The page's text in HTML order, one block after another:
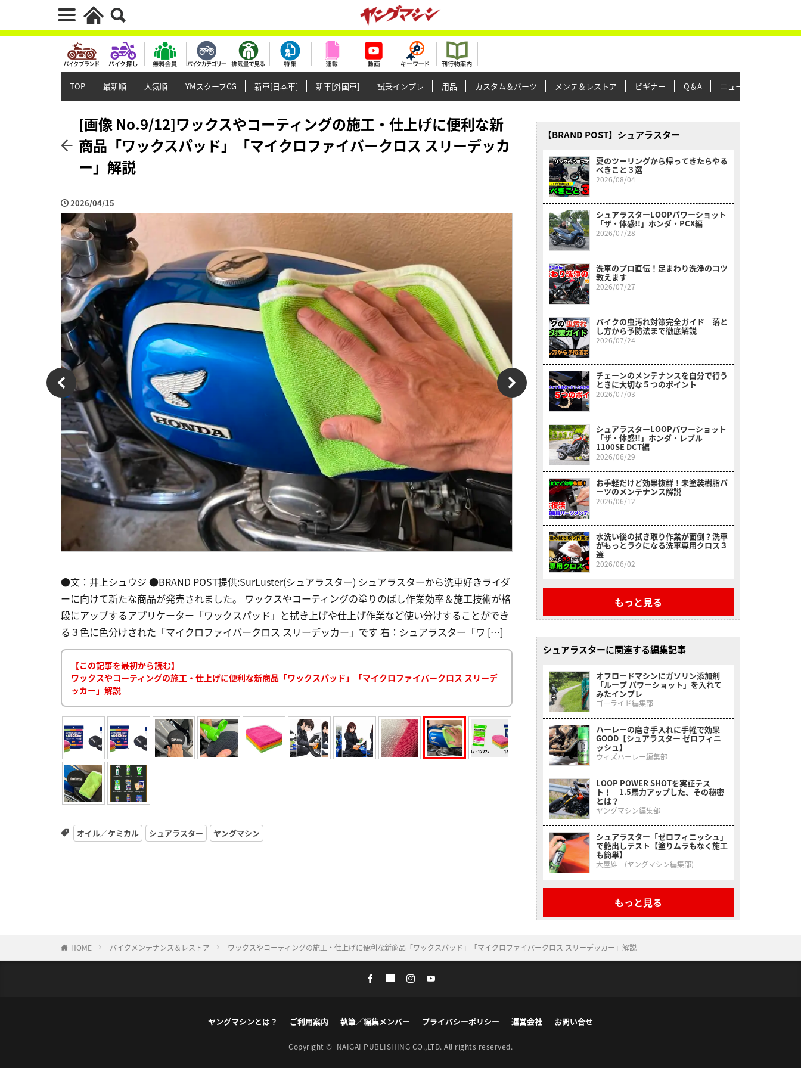
TOP 最新順 人気順 YMスクープCG 新車[日本車] 新車[外国車] 試乗インプレ 用品 カスタム＆パーツ メンテ＆レストア ビギナー Q＆A ニュース＆トピックス
[画像 No.9/12]ワックスやコーティングの施工・仕上げに便利な新
商品「ワックスパッド」「マイクロファイバークロス スリーデッカ
ー」解説
2026/04/15
●文：井上シュウジ ●BRAND POST提供:SurLuster(シュアラスター) シュアラスターから洗車好きライダ
ーに向けて新たな商品が発売されました。 ワックスやコーティングの塗りのばし作業効率＆施工技術が格
段にアップするアプリケーター「ワックスパッド」と拭き上げや仕上げ作業など使い分けすることができ
る３色に色分けされた「マイクロファイバークロス スリーデッカー」です 右：シュアラスター「ワ […]
【この記事を最初から読む】
ワックスやコーティングの施工・仕上げに便利な新商品「ワックスパッド」「マイクロファイバークロス スリーデ
ッカー」解説
オイル／ケミカル シュアラスター ヤングマシン
【BRAND POST】シュアラスター
夏のツーリングから帰ってきたらやる
べきこと３選
2026/08/04
シュアラスターLOOPパワーショット
「ザ・体感!!」ホンダ・PCX編
2026/07/28
洗車のプロ直伝！足まわり洗浄のコツ
教えます
2026/07/27
バイクの虫汚れ対策完全ガイド 落と
し方から予防法まで徹底解説
2026/07/24
チェーンのメンテナンスを自分で行う
ときに大切な５つのポイント
2026/07/03
シュアラスターLOOPパワーショット
「ザ・体感!!」ホンダ・レブル
1100SE DCT編
2026/06/29
お手軽だけど効果抜群！未塗装樹脂パ
ーツのメンテナンス解説
2026/06/12
水洗い後の拭き取り作業が面倒？洗車
がもっとラクになる洗車専用クロス３
選
2026/06/02
もっと見る
シュアラスターに関連する編集記事
オフロードマシンにガソリン添加剤
「ループ パワーショット」を入れて
みたインプレ
ゴーライド編集部
ハーレーの磨き手入れに手軽で効果
GOOD【シュアラスター ゼロフィニ
ッシュ】
ウィズハーレー編集部
LOOP POWER SHOTを実証テス
ト！ 1.5馬力アップした、その秘密
とは？
ヤングマシン編集部
シュアラスター「ゼロフィニッシュ」
で艶出しテスト【塗りムラもなく施工
も簡単】
大屋雄一(ヤングマシン編集部)
もっと見る
HOME バイクメンテナンス＆レストア ワックスやコーティングの施工・仕上げに便利な新商品「ワックスパッド」「マイクロファイバークロス スリーデッカー」解説
ヤングマシンとは？ ご利用案内 執筆／編集メンバー プライバシーポリシー 運営会社 お問い合せ
Copyright © NAIGAI PUBLISHING CO.,LTD. All rights reserved.